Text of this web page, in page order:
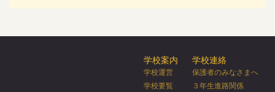
学校案内
学校運営
学校要覧
学校連絡
保護者のみなさまへ
３年生進路関係